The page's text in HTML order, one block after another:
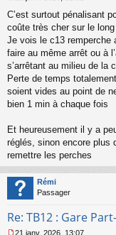
e
s
s
a
g
e
n
o
n
C’est surtout pénalisant
coûte très cher sur le
Je vois le c13 remperche
faire au même arrêt ou à
s’arrêtant au milieu de la
Perte de temps
soient vides au point de
bien 1 min à chaque fois
Et heureusement il y a
réglés, sinon encore plus
remettre les perches
Rémi
Passager
Re: TB12 : Gare
21 janv. 2026, 13:07